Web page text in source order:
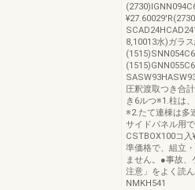
8,10013水)ガラ
圧釈渡取つき合
き6ルつ※1.柱は
※2.たて連棟は多
サイドパネル用
CSTBOX100コ
準価格で、組立
ません。●事故
注意」をよく読
NMKH541